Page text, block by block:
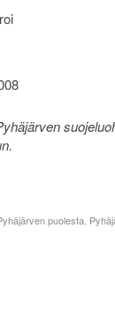
puolesta,